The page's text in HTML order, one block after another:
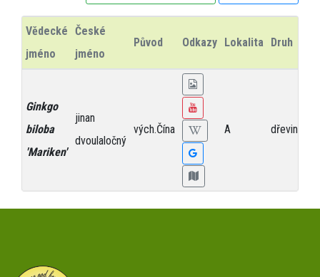
Vědecké
jméno
České
jméno
Původ Odkazy Lokalita Druh
Ginkgo
biloba
'Mariken'
jinan
dvoulaločný
vých.Čína A dřevina